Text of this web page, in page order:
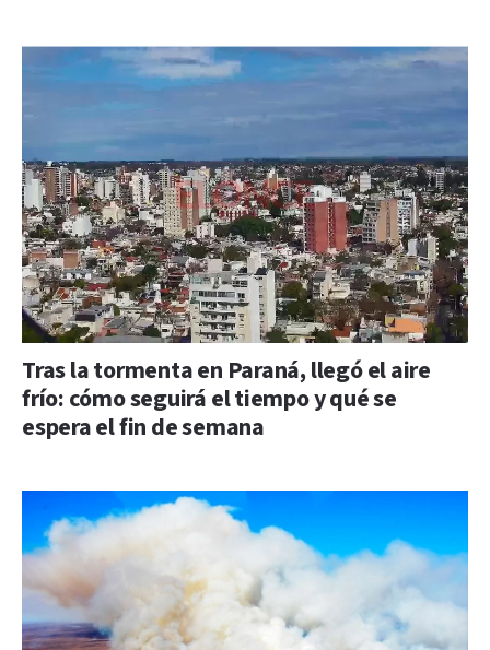
Tras la tormenta en Paraná, llegó el aire
frío: cómo seguirá el tiempo y qué se
espera el fin de semana